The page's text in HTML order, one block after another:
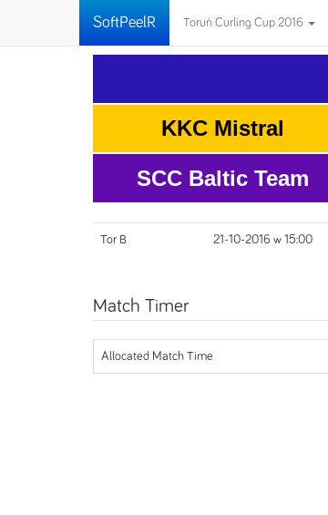
SoftPeelR Toruń Curling Cup 2016
KKC Mistral
SCC Baltic Team
Tor B 21-10-2016 w 15:00
Match Timer
Allocated Match Time